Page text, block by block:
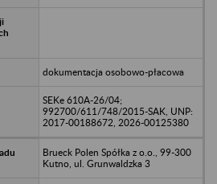
dokumentacja osobowo-płacowa
SEKe 610A-26/04;
992700/611/748/2015-SAK, UNP:
2017-00188672, 2026-00125380
Brueck Polen Spółka z o.o., 99-300
Kutno, ul. Grunwaldzka 3